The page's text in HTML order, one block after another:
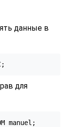
данные в
для
manuel;